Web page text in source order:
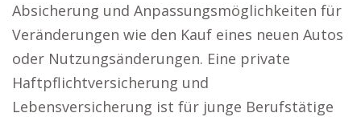
Absicherung und Anpassungsmöglichkeiten für
Veränderungen wie den Kauf eines neuen Autos
oder Nutzungsänderungen. Eine private
Haftpflichtversicherung und
Lebensversicherung ist für junge Berufstätige